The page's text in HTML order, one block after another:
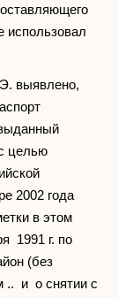
использовал
выявлено,
целью
2002 года
в этом
1991 г. по
(без
.. и о снятии с